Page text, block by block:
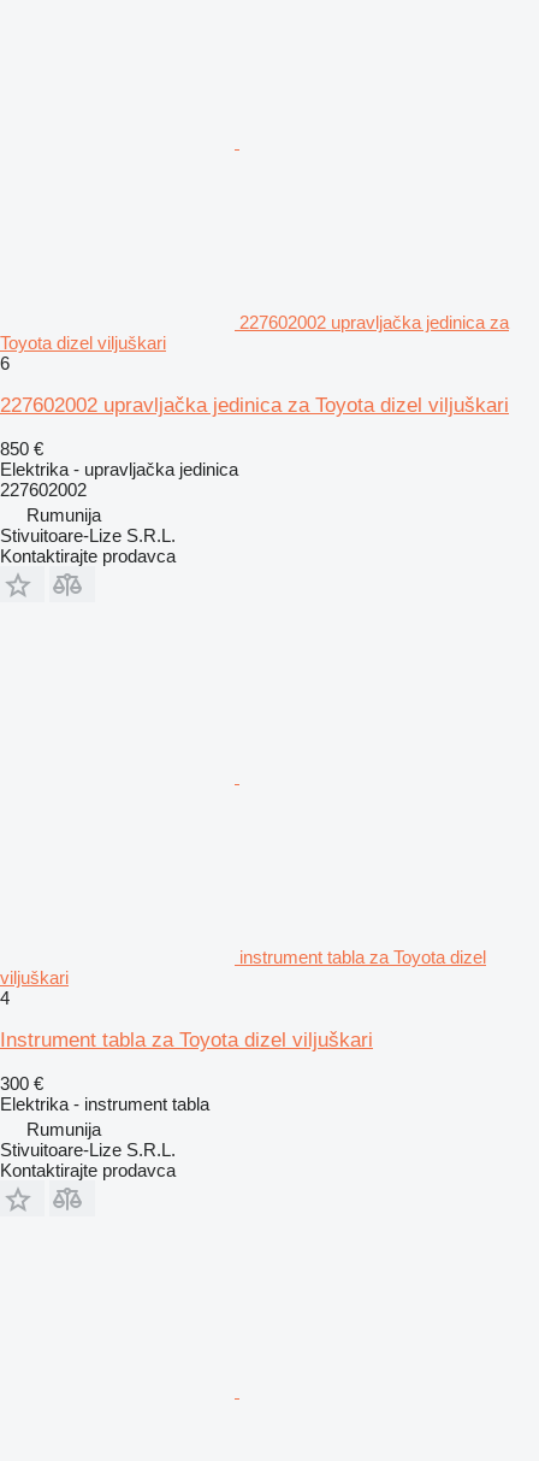
227602002 upravljačka jedinica za
Toyota dizel viljuškari
6
227602002 upravljačka jedinica za Toyota dizel viljuškari
850 €
Elektrika - upravljačka jedinica
227602002
Rumunija
Stivuitoare-Lize S.R.L.
Kontaktirajte prodavca
instrument tabla za Toyota dizel
viljuškari
4
Instrument tabla za Toyota dizel viljuškari
300 €
Elektrika - instrument tabla
Rumunija
Stivuitoare-Lize S.R.L.
Kontaktirajte prodavca